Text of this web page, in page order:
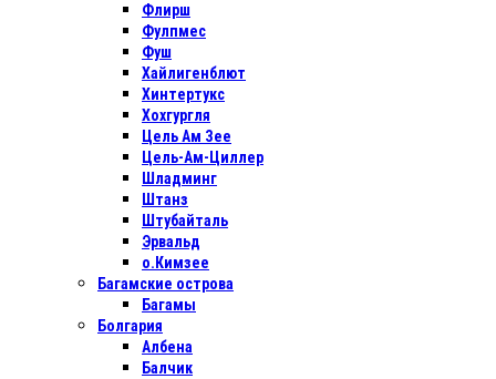
Флирш
Фулпмес
Фуш
Хайлигенблют
Хинтертукс
Хохгургля
Цель Ам Зее
Цель-Ам-Циллер
Шладминг
Штанз
Штубайталь
Эрвальд
о.Кимзее
Багамские острова
Багамы
Болгария
Албена
Балчик